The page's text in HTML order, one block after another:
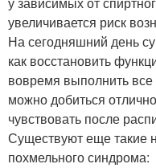
увеличивается риск
На сегодняшний день
как восстановить
вовремя выполнить
можно добиться
чувствовать после
Существуют еще такие
похмельного синдрома: